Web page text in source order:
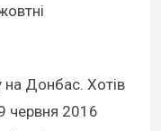
на Донбас. Хотів
червня 2016